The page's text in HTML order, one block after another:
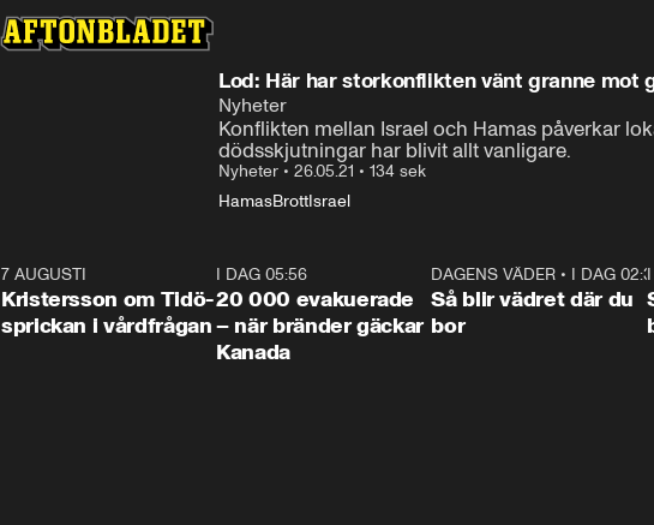
Lod: Här har storkonflikten vänt granne mot
Nyheter
Konflikten mellan Israel och Hamas påverkar
dödsskjutningar har blivit allt vanligare.
Nyheter • 26.05.21 • 134 sek
HamasBrottIsrael
7 AUGUSTI
Kristersson om Tidö-
sprickan i vårdfrågan
I DAG 05:56
20 000 evakuerade
– när bränder gäckar
Kanada
1:06
DAGENS VÄDER • I DAG
Så blir vädret där du
bor
I